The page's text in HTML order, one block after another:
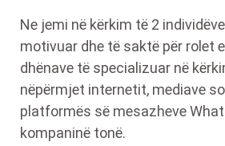
Ne jemi në kërkim të 2
motivuar dhe të saktë për rolet
dhënave të specializuar në
nëpërmjet internetit, mediave
platformës së mesazheve
kompaninë tonë.